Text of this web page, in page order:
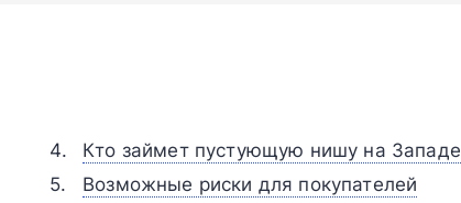
Кто займет пустующую нишу на Западе
Возможные риски для покупателей